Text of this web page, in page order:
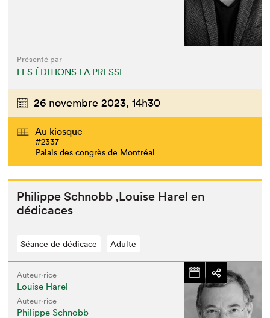
Présenté par
LES ÉDITIONS LA PRESSE
26 novembre 2023, 14h30
Au kiosque
#2337
Palais des congrès de Montréal
Philippe Schnobb‚Louise Harel en
dédicaces
Séance de dédicace Adulte
Auteur·rice
Louise Harel
Auteur·rice
Philippe Schnobb